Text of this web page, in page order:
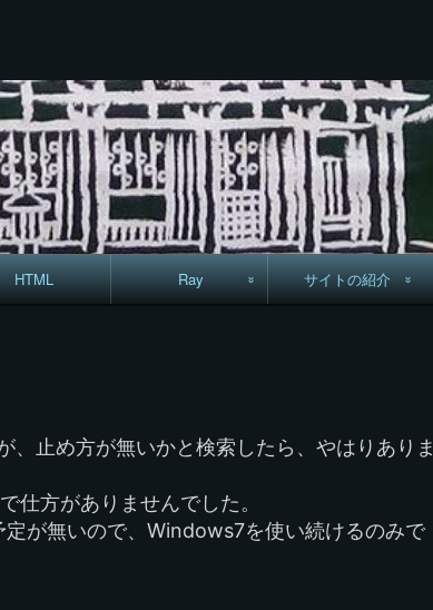
ン
ツ
へ
ス
キ
ッ
プ
HTML Ray サイトの紹介
My-PC
、止め方が無いかと検索したら、やはりありま
仕方がありませんでした。
が無いので、Windows7を使い続けるのみで